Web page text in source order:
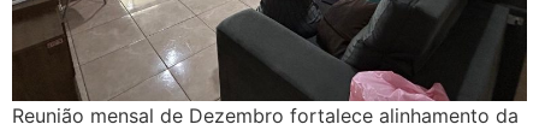
Reunião mensal de Dezembro fortalece alinhamento da